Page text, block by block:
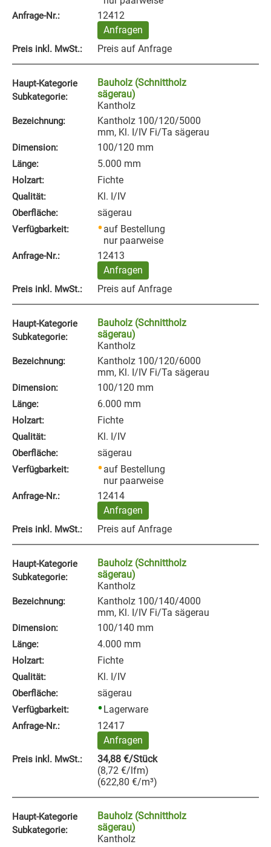
Anfrage‑Nr.:
12412
Anfragen
Preis inkl. MwSt.: Preis auf Anfrage
Haupt-Kategorie
Subkategorie:
Bauholz (Schnittholz
sägerau)
Kantholz
Bezeichnung:
Kantholz 100/120/5000
mm, Kl. I/IV Fi/Ta sägerau
Dimension: 100/120 mm
Länge: 5.000 mm
Holzart: Fichte
Qualität: Kl. I/IV
Oberfläche: sägerau
Verfügbarkeit:
auf Bestellung
nur paarweise
Anfrage‑Nr.:
12413
Anfragen
Preis inkl. MwSt.: Preis auf Anfrage
Haupt-Kategorie
Subkategorie:
Bauholz (Schnittholz
sägerau)
Kantholz
Bezeichnung:
Kantholz 100/120/6000
mm, Kl. I/IV Fi/Ta sägerau
Dimension: 100/120 mm
Länge: 6.000 mm
Holzart: Fichte
Qualität: Kl. I/IV
Oberfläche: sägerau
Verfügbarkeit:
auf Bestellung
nur paarweise
Anfrage‑Nr.:
12414
Anfragen
Preis inkl. MwSt.: Preis auf Anfrage
Haupt-Kategorie
Subkategorie:
Bauholz (Schnittholz
sägerau)
Kantholz
Bezeichnung:
Kantholz 100/140/4000
mm, Kl. I/IV Fi/Ta sägerau
Dimension: 100/140 mm
Länge: 4.000 mm
Holzart: Fichte
Qualität: Kl. I/IV
Oberfläche: sägerau
Verfügbarkeit: Lagerware
Anfrage‑Nr.:
12417
Anfragen
Preis inkl. MwSt.: 34,88 €/Stück
(8,72 €/lfm)
(622,80 €/m³)
Haupt-Kategorie
Subkategorie:
Bauholz (Schnittholz
sägerau)
Kantholz